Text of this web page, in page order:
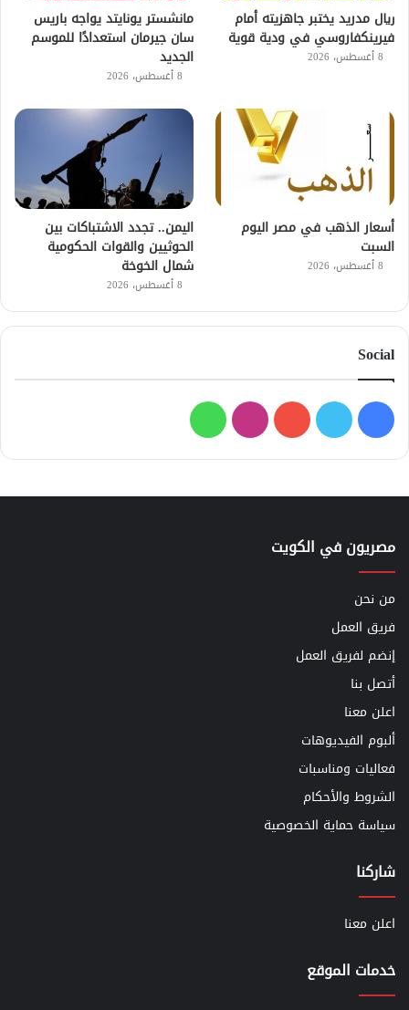
ريال مدريد يختبر جاهزيته أمام
فيرينكفاروسي في ودية قوية
8 أغسطس، 2026
مانشستر يونايتد يواجه باريس
سان جيرمان استعدادًا للموسم
الجديد
8 أغسطس، 2026
أسعار الذهب في مصر اليوم
السبت
8 أغسطس، 2026
اليمن.. تجدد الاشتباكات بين
الحوثيين والقوات الحكومية
شمال الخوخة
8 أغسطس، 2026
Social
فيسبوك
تويتر يوتيوبانستقرامواتساب
مصريون في الكويت
من نحن
فريق العمل
إنضم لفريق العمل
أتصل بنا
اعلن معنا
ألبوم الفيديوهات
فعاليات ومناسبات
الشروط والأحكام
سياسة حماية الخصوصية
شاركنا
اعلن معنا
خدمات الموقع